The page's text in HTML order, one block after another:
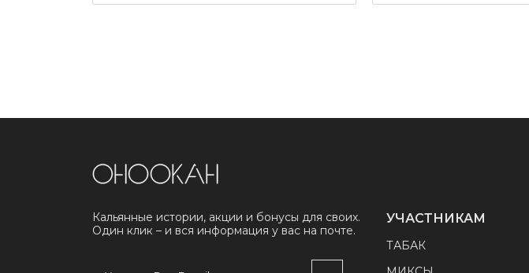
Кальянные истории, акции и бонусы для своих.
Один клик – и вся информация у вас на почте.
УЧАСТНИКАМ
ТАБАК